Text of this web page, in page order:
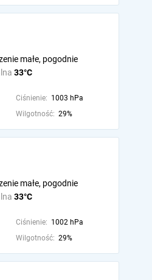
33°C
małe, pogodnie
Ciśnienie: 1003 hPa
Wilgotność: 29%
33°C
małe, pogodnie
Ciśnienie: 1002 hPa
Wilgotność: 29%